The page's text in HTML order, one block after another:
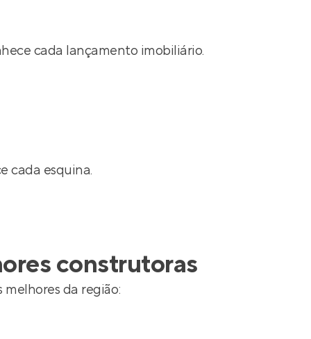
cada lançamento imobiliário.
cada esquina.
construtoras
da região: